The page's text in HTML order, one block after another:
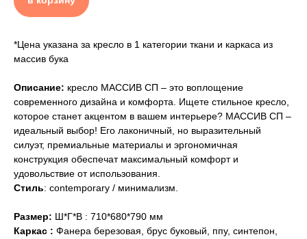
*Цена указана за кресло в 1 категории ткани и каркаса из
массив бука
Описание: кресло МАССИВ СП – это воплощение
современного дизайна и комфорта. Ищете стильное кресло,
которое станет акцентом в вашем интерьере? МАССИВ СП –
идеальный выбор! Его лаконичный, но выразительный
силуэт, премиальные материалы и эргономичная
конструкция обеспечат максимальный комфорт и
удовольствие от использования.
Стиль: contemporary / минимализм.
Размер: Ш*Г*В : 710*680*790 мм
Каркас : Фанера березовая, брус буковый, ппу, синтепон,